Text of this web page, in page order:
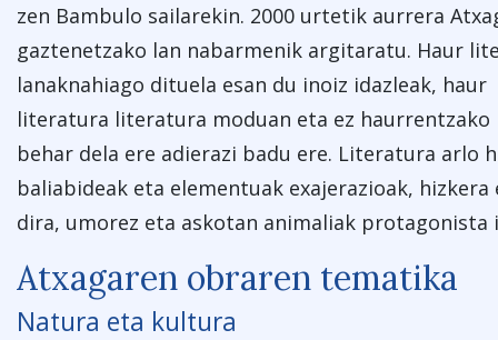
zen Bambulo sailarekin. 2000 urtetik aurrera
gaztenetzako lan nabarmenik argitaratu. Haur
lanaknahiago dituela esan du inoiz idazleak, haur
literatura literatura moduan eta ez
behar dela ere adierazi badu ere. Literatura arlo
baliabideak eta elementuak exajerazioak,
dira, umorez eta askotan animaliak protagonista
Atxagaren obraren tematika
Natura eta kultura